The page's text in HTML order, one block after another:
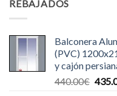
REBAJADOS
Balconera
(PVC)
y cajón
440.00€ El